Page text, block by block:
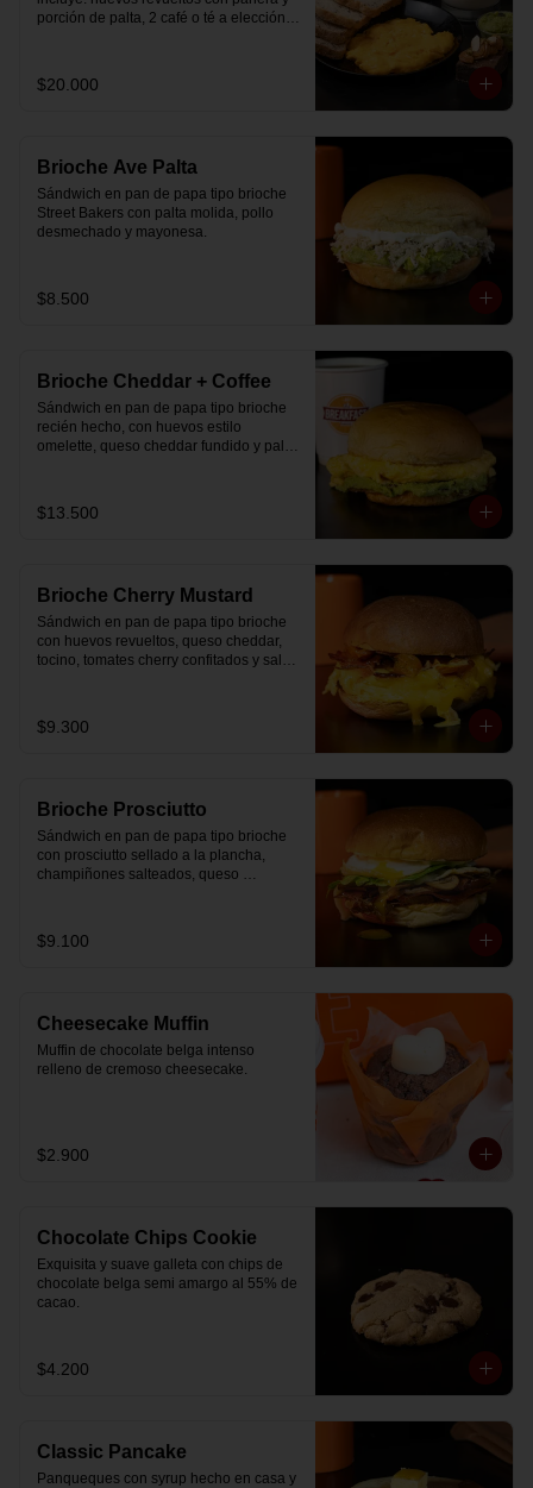
porción de palta, 2 café o té a elección, 2
hecha en casa, un mini brownie y galleta
de avena para compartir.
$20.000
Brioche Ave Palta
Sándwich en pan de papa tipo brioche
Street Bakers con palta molida, pollo
desmechado y mayonesa.
$8.500
Brioche Cheddar + Coffee
Sándwich en pan de papa tipo brioche
recién hecho, con huevos estilo
omelette, queso cheddar fundido y palta,
Se envía en bolsa delivery.
$13.500
Brioche Cherry Mustard
Sándwich en pan de papa tipo brioche
con huevos revueltos, queso cheddar,
tocino, tomates cherry confitados y salsa
$9.300
Brioche Prosciutto
Sándwich en pan de papa tipo brioche
con prosciutto sellado a la plancha,
champiñones salteados, queso
$9.100
Cheesecake Muffin
Muffin de chocolate belga intenso
relleno de cremoso cheesecake.
$2.900
Chocolate Chips Cookie
Exquisita y suave galleta con chips de
chocolate belga semi amargo al 55% de
cacao.
$4.200
Classic Pancake
Panqueques con syrup hecho en casa y